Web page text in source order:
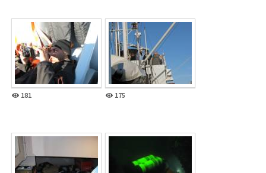
181 175